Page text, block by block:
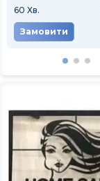
60 Хв.
Замовити